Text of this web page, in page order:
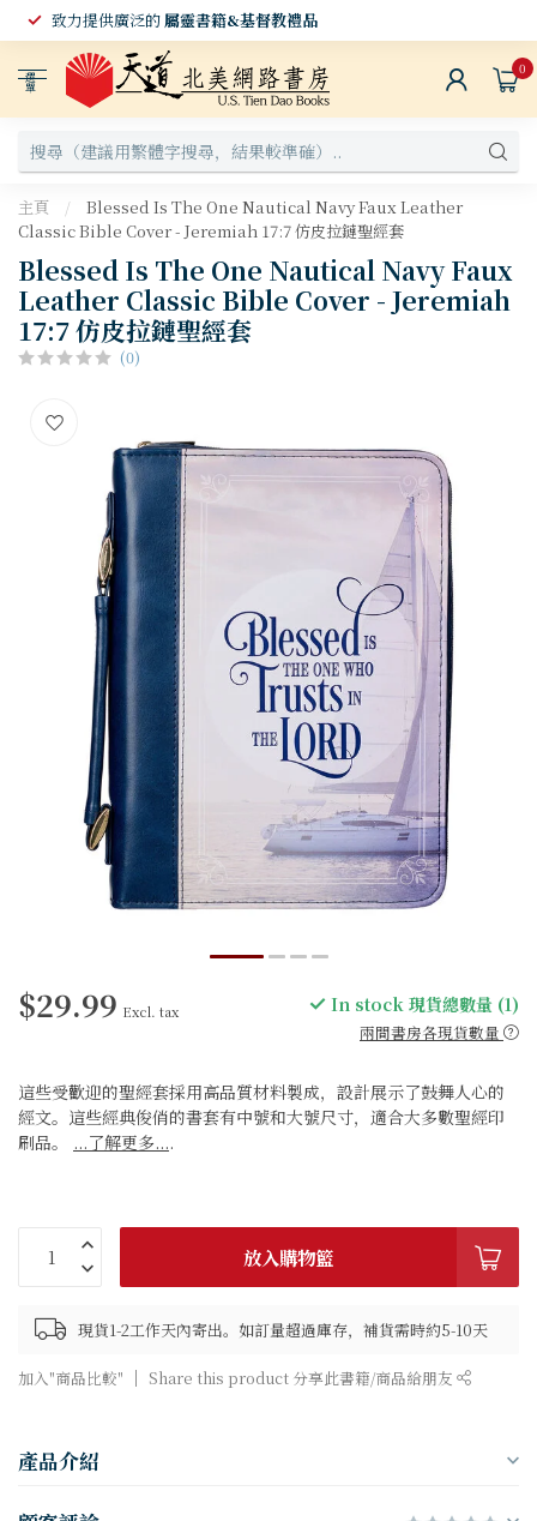
致力提供廣泛的屬靈書籍&基督教禮品
選
單
0
主頁 /
Blessed Is The One Nautical Navy Faux Leather
Classic Bible Cover - Jeremiah 17:7 仿皮拉鏈聖經套
Blessed Is The One Nautical Navy Faux
Leather Classic Bible Cover - Jeremiah
17:7 仿皮拉鏈聖經套
(0)
$29.99 Excl. tax In stock 現貨總數量 (1)
兩間書房各現貨數量
這些受歡迎的聖經套採用高品質材料製成，設計展示了鼓舞人心的
經文。這些經典俊俏的書套有中號和大號尺寸，適合大多數聖經印
刷品。 ...了解更多....
放入購物籃
現貨1-2工作天內寄出。如訂量超過庫存，補貨需時約5-10天
加入"商品比較" Share this product 分享此書籍/商品給朋友
產品介紹